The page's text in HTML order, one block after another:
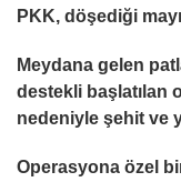
PKK, döşediği
Meydana gelen
destekli başlatılan
nedeniyle şehit ve
Operasyona özel